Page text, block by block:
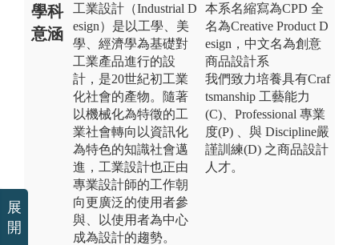
學科
意涵
工業設計（Industrial D
esign）是以工學、美
學、經濟學為基礎對
工業產品進行的設
計，是20世紀初工業
化社會的產物。隨著
以機械化為特徵的工
業社會轉向以資訊化
為特色的知識社會邁
進，工業設計也正由
專業設計師的工作朝
向更廣泛的使用者參
與、以使用者為中心
成為設計的趨勢。
本系名縮寫為CPD 全
名為Creative Product D
esign，中文名為創意
商品設計系
我們致力培養具有Craf
tsmanship 工藝能力
(C)、Professional 專業
度(P) 、與 Discipline嚴
謹訓練(D) 之商品設計
人才。
展
開